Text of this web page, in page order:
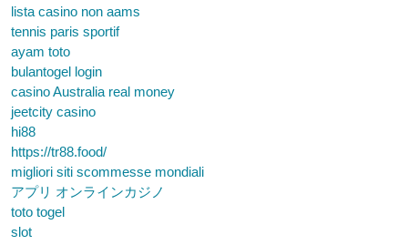
lista casino non aams
tennis paris sportif
ayam toto
bulantogel login
casino Australia real money
jeetcity casino
hi88
https://tr88.food/
migliori siti scommesse mondiali
アプリ オンラインカジノ
toto togel
slot